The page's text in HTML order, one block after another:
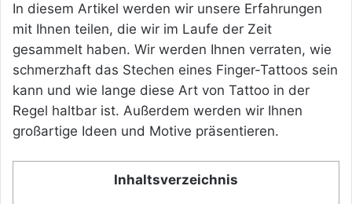
In diesem Artikel werden wir unsere Erfahrungen
mit Ihnen teilen, die wir im Laufe der Zeit
gesammelt haben. Wir werden Ihnen verraten, wie
schmerzhaft das Stechen eines Finger-Tattoos sein
kann und wie lange diese Art von Tattoo in der
Regel haltbar ist. Außerdem werden wir Ihnen
großartige Ideen und Motive präsentieren.
Inhaltsverzeichnis